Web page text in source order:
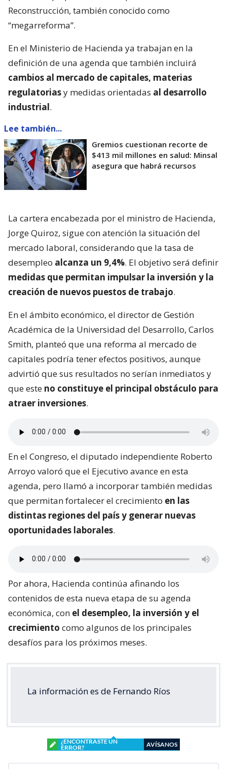
Reconstrucción, también conocido como
“megarreforma”.
En el Ministerio de Hacienda ya trabajan en la
definición de una agenda que también incluirá
cambios al mercado de capitales, materias
regulatoriasy medidas orientadas al desarrollo
industrial.
Lee también...
Gremios cuestionan recorte de
$413 mil millones en salud: Minsal
asegura que habrá recursos
La cartera encabezada por el ministro de Hacienda,
Jorge Quiroz, sigue con atención la situación del
mercado laboral, considerando que la tasa de
desempleo alcanza un 9,4%. El objetivo será definir
medidas que permitan impulsar la inversión y la
creación de nuevos puestos de trabajo.
En el ámbito económico, el director de Gestión
Académica de la Universidad del Desarrollo, Carlos
Smith, planteó que una reforma al mercado de
capitales podría tener efectos positivos, aunque
advirtió que sus resultados no serían inmediatos y
que este no constituye el principal obstáculo para
atraer inversiones.
En el Congreso, el diputado independiente Roberto
Arroyo valoró que el Ejecutivo avance en esta
agenda, pero llamó a incorporar también medidas
que permitan fortalecer el crecimiento en las
distintas regiones del país y generar nuevas
oportunidades laborales.
Por ahora, Hacienda continúa afinando los
contenidos de esta nueva etapa de su agenda
económica, con el desempleo, la inversión y el
crecimiento como algunos de los principales
desafíos para los próximos meses.
La información es de Fernando Ríos
¿ENCONTRASTE UN
ERROR?
AVÍSANOS